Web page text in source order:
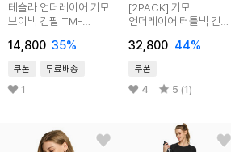
테슬라 언더레이어 기모
브이넥 긴팔 TM-
14,800 35%
쿠폰 무료배송
1
[2PACK] 기모
언더레이어 터틀넥 긴팔
32,800 44%
쿠폰
4 5 (1)